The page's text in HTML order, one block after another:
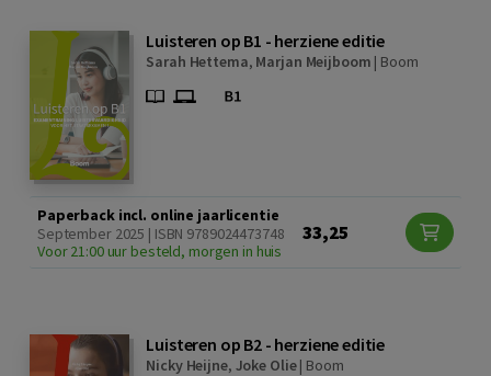
Luisteren op B1 - herziene editie
Sarah Hettema, Marjan Meijboom | Boom
Paperback incl. online jaarlicentie
September 2025 | ISBN 9789024473748
Voor 21:00 uur besteld, morgen in huis
33,25
Luisteren op B2 - herziene editie
Nicky Heijne, Joke Olie| Boom